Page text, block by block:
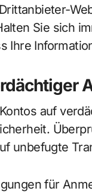
Sie sich
Ihre
auf
unbefugte
für